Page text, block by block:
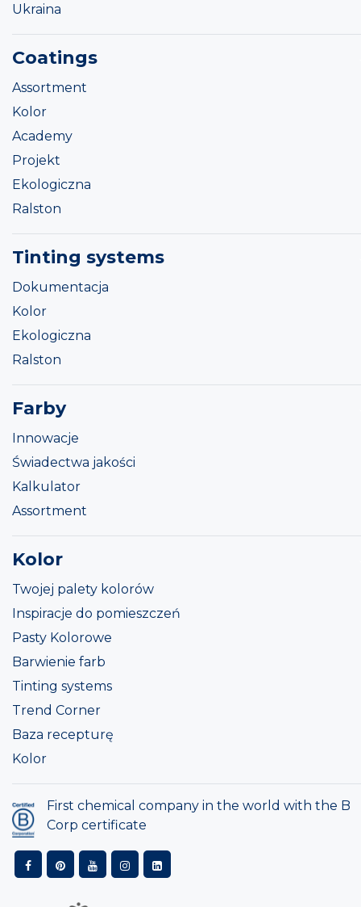
Ukraina
Coatings
Assortment
Kolor
Academy
Projekt
Ekologiczna
Ralston
Tinting systems
Dokumentacja
Kolor
Ekologiczna
Ralston
Farby
Innowacje
Świadectwa jakości
Kalkulator
Assortment
Kolor
Twojej palety kolorów
Inspiracje do pomieszczeń
Pasty Kolorowe
Barwienie farb
Tinting systems
Trend Corner
Baza recepturę
Kolor
First chemical company in the world with the B
Corp certificate